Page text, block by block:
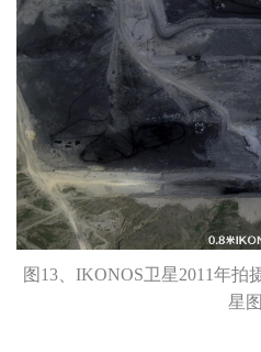
图13、IKONOS卫星2011年拍
星图